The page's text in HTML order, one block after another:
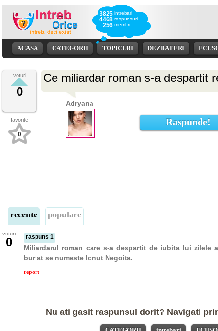
3825
4468
256
intrebari
raspunsuri
membri
ACASA CATEGORII TOPICURI DEZBATERI
voturi
0
favorite
0
Ce miliardar roman s-a despartit
Adryana
Raspunde!
recente populare
voturi
0 raspuns 1
Miliardarul roman care s-a despartit de iubita lui zilele
burlat se numeste Ionut Negoita.
report
Nu ati gasit raspunsul dorit? Navigati